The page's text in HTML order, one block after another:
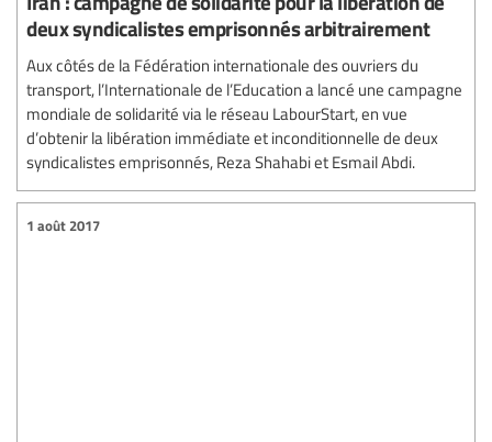
deux syndicalistes emprisonnés arbitrairement
Aux côtés de la Fédération internationale des ouvriers du
transport, l’Internationale de l’Education a lancé une campagne
mondiale de solidarité via le réseau LabourStart, en vue
d’obtenir la libération immédiate et inconditionnelle de deux
syndicalistes emprisonnés, Reza Shahabi et Esmail Abdi.
1 août 2017